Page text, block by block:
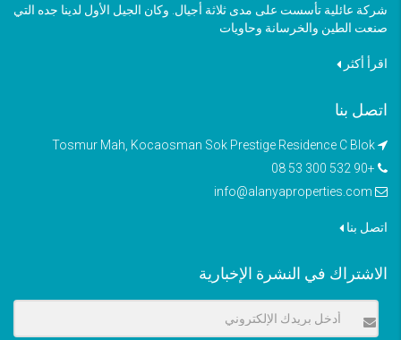
شركة عائلية تأسست على مدى ثلاثة أجيال. وكان الجيل الأول لدينا جده التي
صنعت الطين والخرسانة وحاويات
اقرأ أكثر
اتصل بنا
+90 532 300 53 08
info@alanyaproperties.com
اتصل بنا
الاشتراك في النشرة الإخبارية